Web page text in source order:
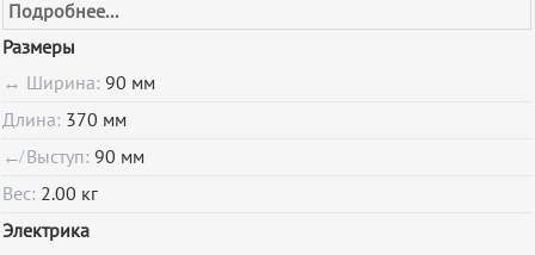
Подробнее...
Размеры
↔ Ширина:90 мм
Длина: 370 мм
↚ Выступ:90 мм
Вес: 2.00 кг
Электрика